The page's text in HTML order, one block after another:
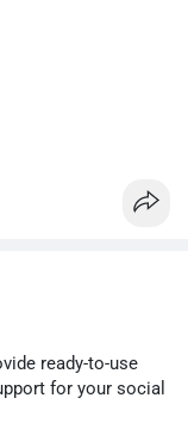
ready-to-use
for your social